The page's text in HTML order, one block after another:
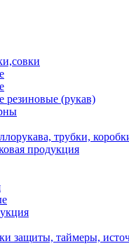
(рукав)
трубки,
продукция
защиты, таймеры,